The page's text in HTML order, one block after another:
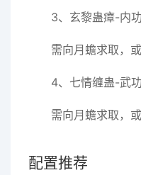
3、玄黎蛊瘴-内
需向月蟾求取，
4、七情缠蛊-武
需向月蟾求取，
配置推荐